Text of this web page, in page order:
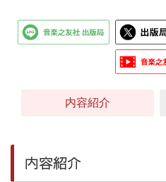
内容紹介
内容紹介